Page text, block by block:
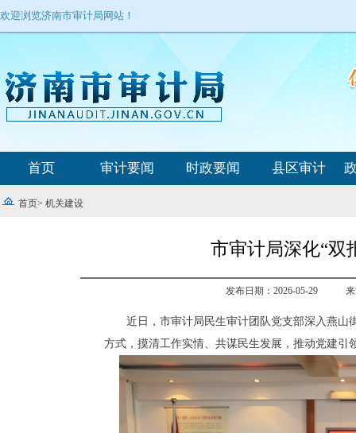
欢迎浏览济南市审计局网站！
首页 审计要闻 时政要闻 县区审计
首页> 机关建设
市审计局深化“双
发布日期：2026-05-29
近日，市审计局民生审计团队党支部深入燕山
方式，摸清工作实情、共谋民生发展，推动党建